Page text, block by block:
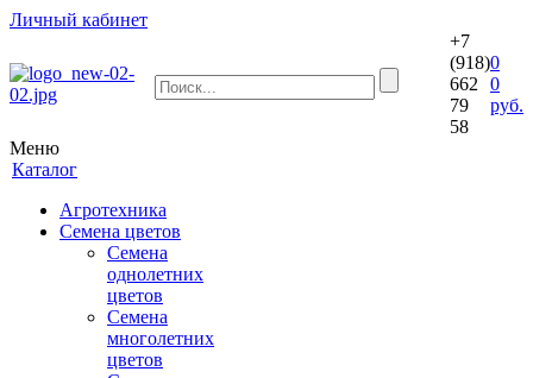
Личный кабинет
+7
(918)
662
79
58
0
0
руб.
Меню
Каталог
Агротехника
Семена цветов
Семена
однолетних
цветов
Семена
многолетних
цветов